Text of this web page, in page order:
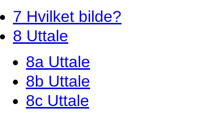
7 Hvilket bilde?
8 Uttale
8a Uttale
8b Uttale
8c Uttale